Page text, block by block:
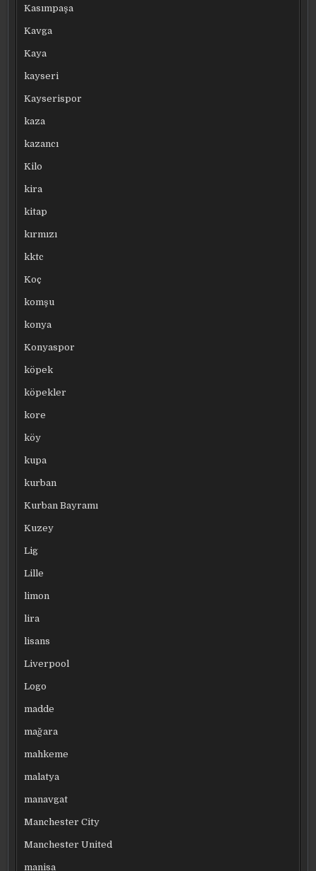
Kasımpaşa
Kavga
Kaya
kayseri
Kayserispor
kaza
kazancı
Kilo
kira
kitap
kırmızı
kktc
Koç
komşu
konya
Konyaspor
köpek
köpekler
kore
köy
kupa
kurban
Kurban Bayramı
Kuzey
Lig
Lille
limon
lira
lisans
Liverpool
Logo
madde
mağara
mahkeme
malatya
manavgat
Manchester City
Manchester United
manisa